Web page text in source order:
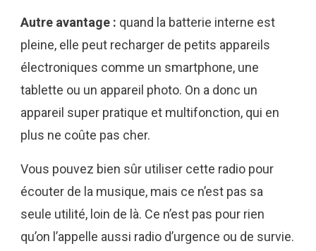
Autre avantage : quand la batterie interne est
pleine, elle peut recharger de petits appareils
électroniques comme un smartphone, une
tablette ou un appareil photo. On a donc un
appareil super pratique et multifonction, qui en
plus ne coûte pas cher.
Vous pouvez bien sûr utiliser cette radio pour
écouter de la musique, mais ce n’est pas sa
seule utilité, loin de là. Ce n’est pas pour rien
qu’on l’appelle aussi radio d’urgence ou de survie.